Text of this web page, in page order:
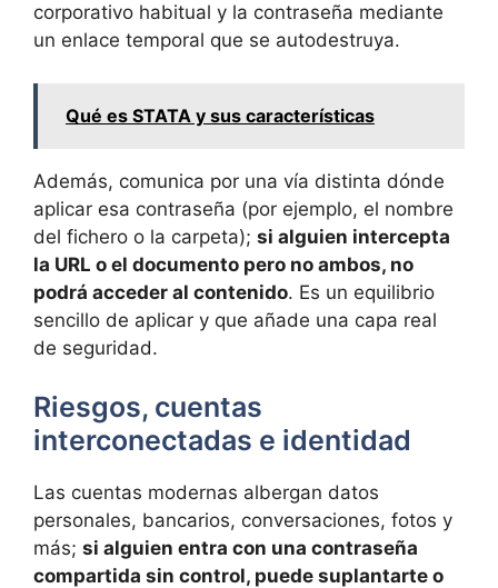
corporativo habitual y la contraseña mediante
un enlace temporal que se autodestruya.
Qué es STATA y sus características
Además, comunica por una vía distinta dónde
aplicar esa contraseña (por ejemplo, el nombre
del fichero o la carpeta); si alguien intercepta
la URL o el documento pero no ambos, no
podrá acceder al contenido. Es un equilibrio
sencillo de aplicar y que añade una capa real
de seguridad.
Riesgos, cuentas
interconectadas e identidad
Las cuentas modernas albergan datos
personales, bancarios, conversaciones, fotos y
más; si alguien entra con una contraseña
compartida sin control, puede suplantarte o